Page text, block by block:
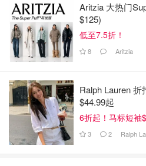
Aritzia 大热门
$125)
低至7.5折！
8 Aritzia
Ralph Lauren
$44.99起
6折起！马标短袖
3 2 Ralph